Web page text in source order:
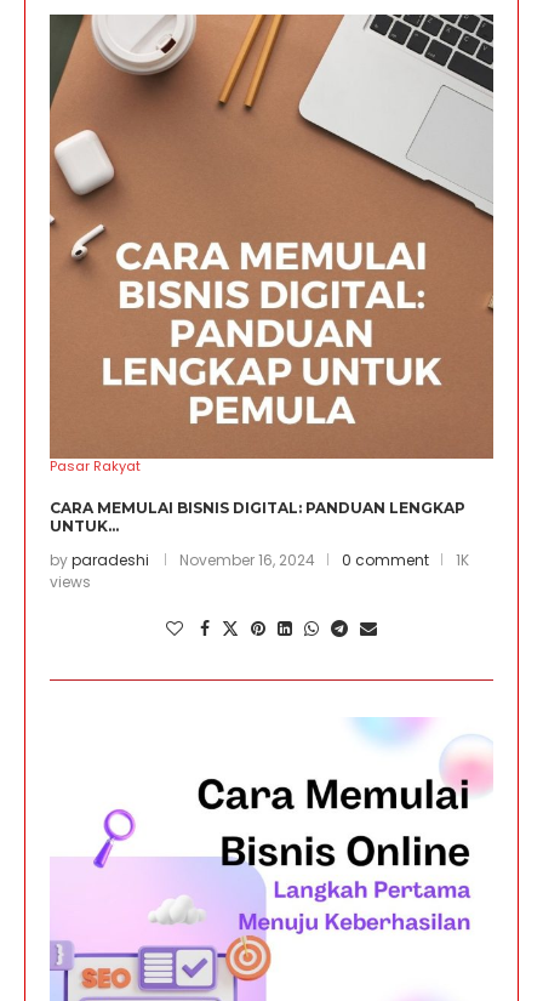
Pasar Rakyat
CARA MEMULAI BISNIS DIGITAL: PANDUAN LENGKAP
UNTUK...
byparadeshi November 16, 2024 0 comment
1K
views